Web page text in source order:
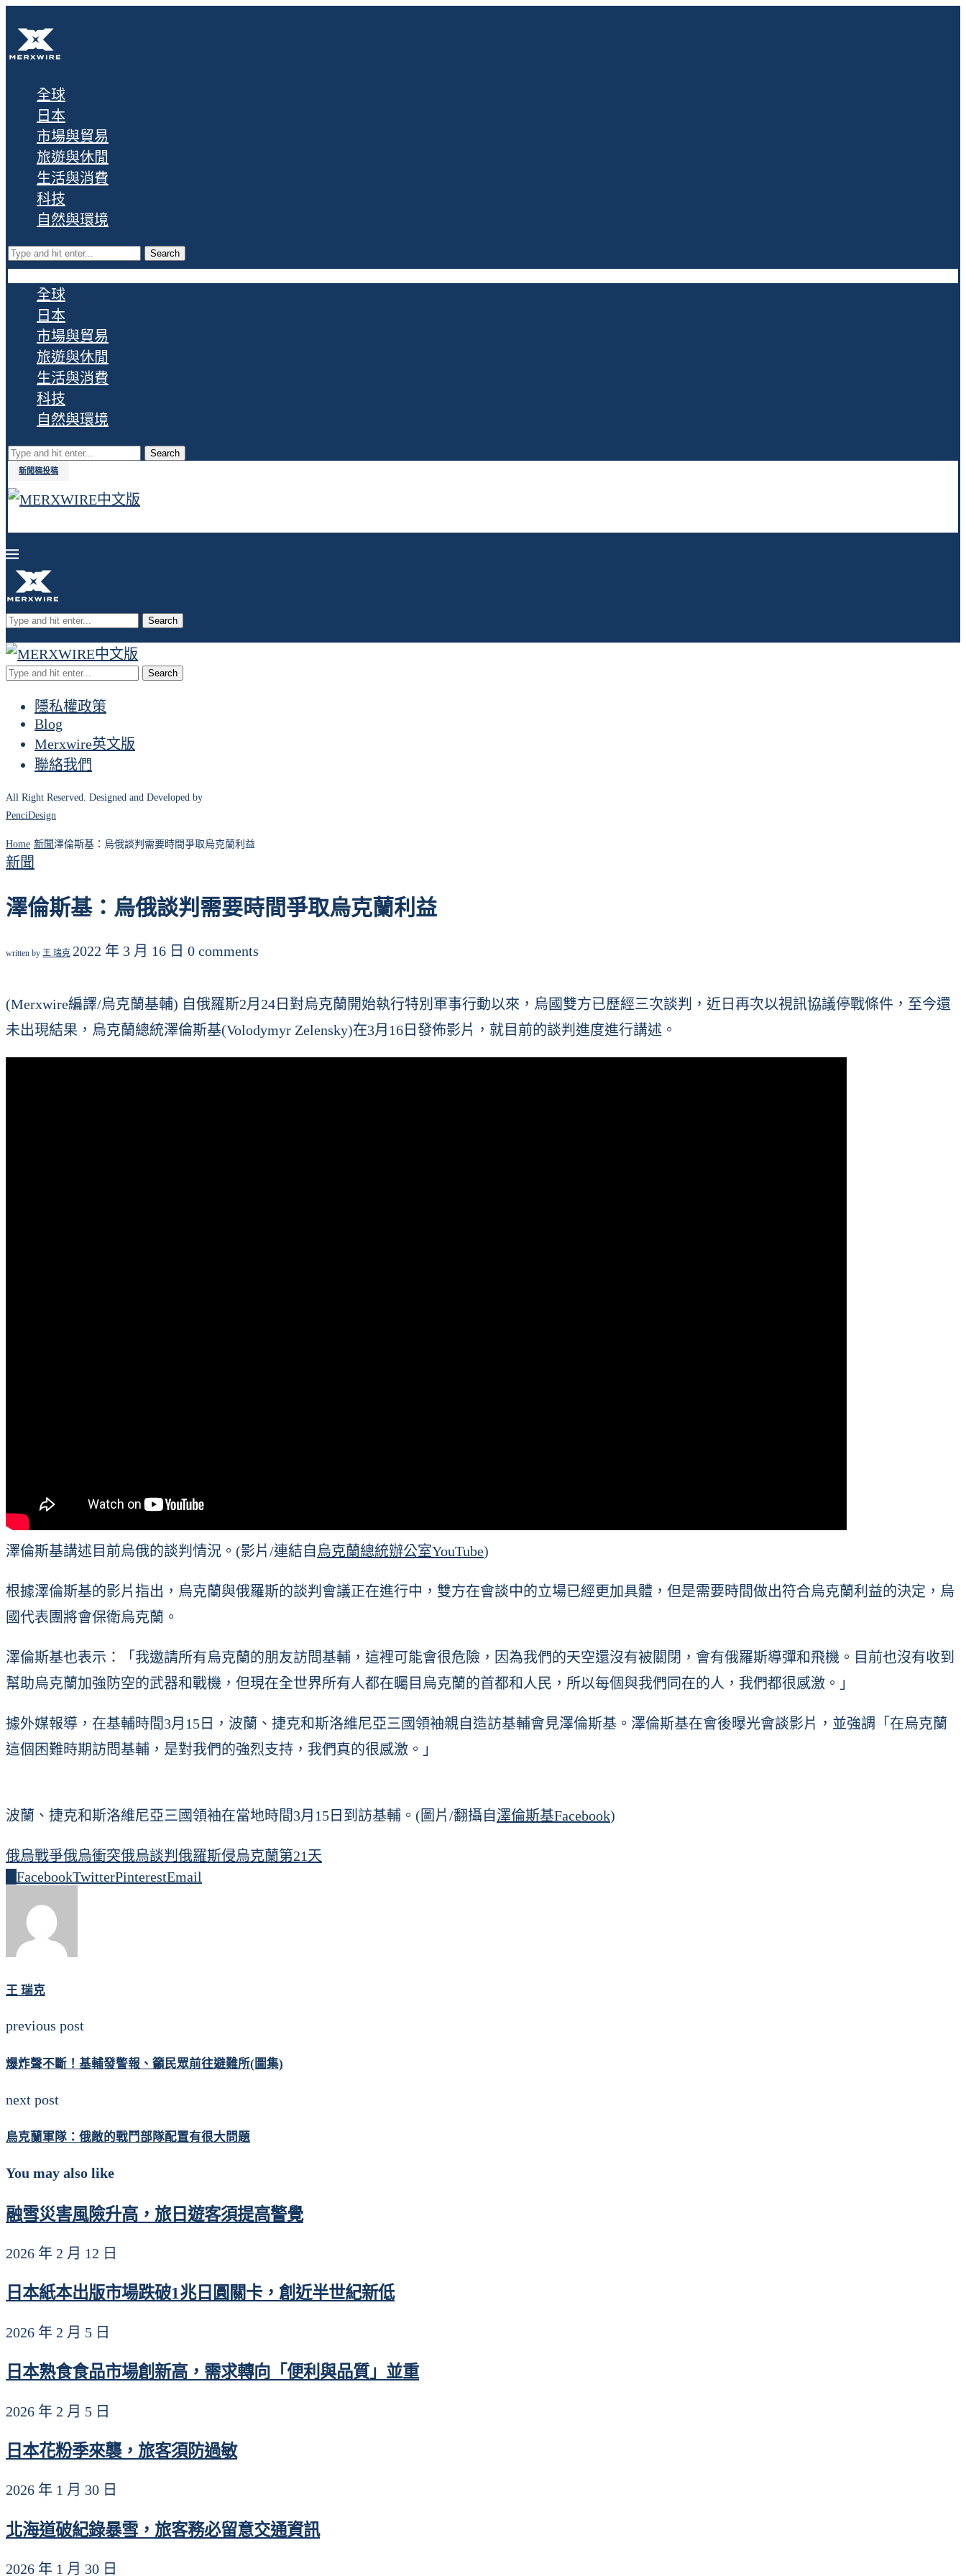
全球
日本
市場與貿易
旅遊與休閒
生活與消費
科技
自然與環境
Search
全球
日本
市場與貿易
旅遊與休閒
生活與消費
科技
自然與環境
Search
新聞稿投稿
Search
Search
隱私權政策
Blog
Merxwire英文版
聯絡我們
All Right Reserved. Designed and Developed by
PenciDesign
Home 新聞澤倫斯基：烏俄談判需要時間爭取烏克蘭利益
新聞
澤倫斯基：烏俄談判需要時間爭取烏克蘭利益
written by 王 瑞克 2022 年 3 月 16 日 0 comments
(Merxwire編譯/烏克蘭基輔) 自俄羅斯2月24日對烏克蘭開始執行特別軍事行動以來，烏國雙方已歷經三次談判，近日再次以視訊協議停戰條件，至今還
未出現結果，烏克蘭總統澤倫斯基(Volodymyr Zelensky)在3月16日發佈影片，就目前的談判進度進行講述。
澤倫斯基講述目前烏俄的談判情況。(影片/連結自 烏克蘭總統辦公室YouTube)
根據澤倫斯基的影片指出，烏克蘭與俄羅斯的談判會議正在進行中，雙方在會談中的立場已經更加具體，但是需要時間做出符合烏克蘭利益的決定，烏
國代表團將會保衛烏克蘭。
澤倫斯基也表示：「我邀請所有烏克蘭的朋友訪問基輔，這裡可能會很危險，因為我們的天空還沒有被關閉，會有俄羅斯導彈和飛機。目前也沒有收到
幫助烏克蘭加強防空的武器和戰機，但現在全世界所有人都在矚目烏克蘭的首都和人民，所以每個與我們同在的人，我們都很感激。」
據外媒報導，在基輔時間3月15日，波蘭、捷克和斯洛維尼亞三國領袖親自造訪基輔會見澤倫斯基。澤倫斯基在會後曝光會談影片，並強調「在烏克蘭
這個困難時期訪問基輔，是對我們的強烈支持，我們真的很感激。」
波蘭、捷克和斯洛維尼亞三國領袖在當地時間3月15日到訪基輔。(圖片/翻攝自 澤倫斯基Facebook)
俄烏戰爭俄烏衝突俄烏談判 俄羅斯侵烏克蘭第21天
FacebookTwitterPinterestEmail
王 瑞克
previous post
爆炸聲不斷！基輔發警報、籲民眾前往避難所(圖集)
next post
烏克蘭軍隊：俄敵的戰鬥部隊配置有很大問題
You may also like
融雪災害風險升高，旅日遊客須提高警覺
2026 年 2 月 12 日
日本紙本出版市場跌破1兆日圓關卡，創近半世紀新低
2026 年 2 月 5 日
日本熟食食品市場創新高，需求轉向「便利與品質」並重
2026 年 2 月 5 日
日本花粉季來襲，旅客須防過敏
2026 年 1 月 30 日
北海道破紀錄暴雪，旅客務必留意交通資訊
2026 年 1 月 30 日